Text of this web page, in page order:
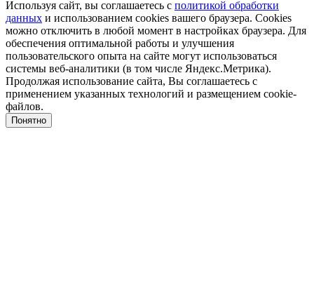
Используя сайт, вы соглашаетесь с политикой обработки
данных и использованием cookies вашего браузера. Cookies
можно отключить в любой момент в настройках браузера. Для
обеспечения оптимальной работы и улучшения
пользовательского опыта на сайте могут использоваться
системы веб-аналитики (в том числе Яндекс.Метрика).
Продолжая использование сайта, Вы соглашаетесь с
применением указанных технологий и размещением cookie-
файлов.
Понятно